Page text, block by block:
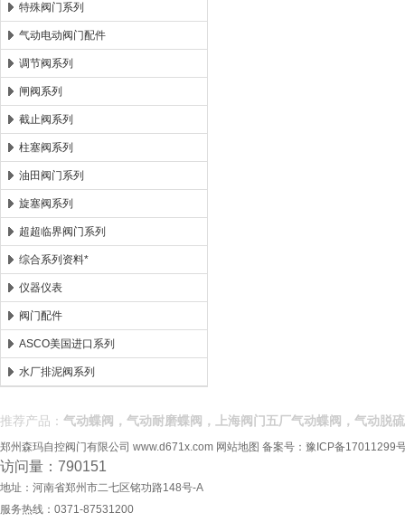
特殊阀门系列
气动电动阀门配件
调节阀系列
闸阀系列
截止阀系列
柱塞阀系列
油田阀门系列
旋塞阀系列
超超临界阀门系列
综合系列资料*
仪器仪表
阀门配件
ASCO美国进口系列
水厂排泥阀系列
推荐产品： 气动蝶阀，气动耐磨蝶阀，上海阀门五厂气动蝶阀，气动脱
郑州森玛自控阀门有限公司 www.d671x.com 网站地图 备案号： 豫ICP备17011299
访问量：790151
地址：河南省郑州市二七区铭功路148号-A
服务热线：0371-87531200